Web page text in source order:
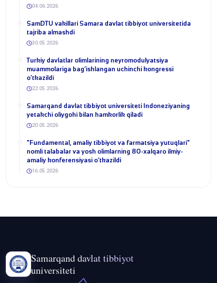
04.06.2026
SamDTU vakillari Samara davlat tibbiyot universitetida
tajriba almashdi
30.05.2026
​Turkiy davlatlar olimlarining neyromodulyatsiya
muammolariga bag‘ishlangan uchinchi kongressi
o‘tkazildi
22.05.2026
Samarqand davlat tibbiyot universiteti Indoneziyaning
yetakchi oliygohi bilan hamkorlik qiladi
20.05.2026
​"Fundamental, amaliy tibbiyot va farmatsiya yutuqlari"
nomli talabalar va yosh olimlarning 80-xalqaro ilmiy-
amaliy konferensiyasi o‘tkazildi
16.05.2026
Samarqand davlat tibbiyot
universiteti